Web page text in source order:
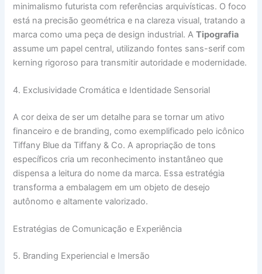
minimalismo futurista com referências arquivísticas. O foco
está na precisão geométrica e na clareza visual, tratando a
marca como uma peça de design industrial. ATipografia
assume um papel central, utilizando fontes sans-serif com
kerning rigoroso para transmitir autoridade e modernidade.
4. Exclusividade Cromática e Identidade Sensorial
A cor deixa de ser um detalhe para se tornar um ativo
financeiro e de branding, como exemplificado pelo icônico
Tiffany Blue da Tiffany & Co. A apropriação de tons
específicos cria um reconhecimento instantâneo que
dispensa a leitura do nome da marca. Essa estratégia
transforma a embalagem em um objeto de desejo
autônomo e altamente valorizado.
Estratégias de Comunicação e Experiência
5. Branding Experiencial e Imersão